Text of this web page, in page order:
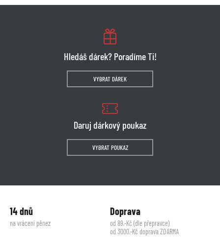
Hledáš dárek? Poradíme Ti!
VYBRAT DÁREK
Daruj dárkový poukaz
VYBRAT POUKAZ
14 dnů
na vrácení pěnez
Doprava
od 89,-Kč (dle přepravce)
od 3000,-Kč doprava ZDARMA